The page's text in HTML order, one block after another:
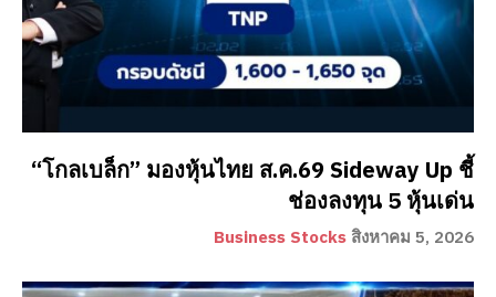
“โกลเบล็ก” มองหุ้นไทย ส.ค.69 Sideway Up ชี้
ช่องลงทุน 5 หุ้นเด่น
Business Stocks สิงหาคม 5, 2026